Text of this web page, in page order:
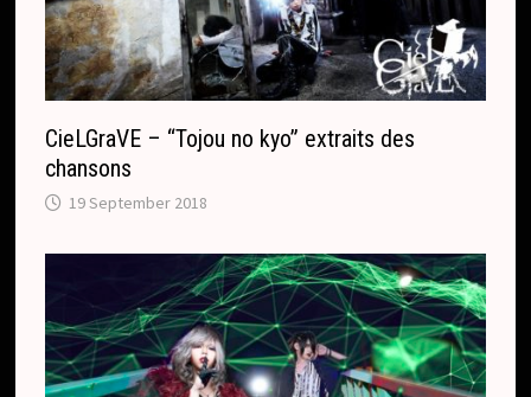
CieLGraVE – “Tojou no kyo” extraits des
chansons
19 September 2018